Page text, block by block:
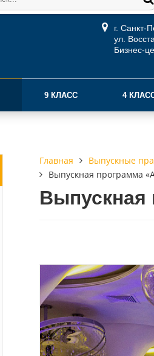
г. Санкт-
ул.
Бизнес-
9 КЛАСС 4
Главная Выпускные
Выпускная программа